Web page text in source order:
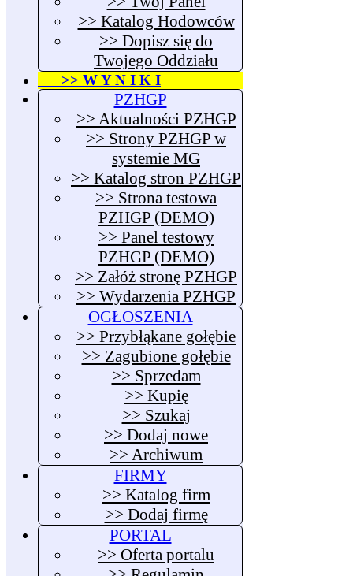
>> Katalog Hodowców
>> Dopisz się do
Twojego Oddziału
>> W Y N I K I
PZHGP
>> Aktualności PZHGP
>> Strony PZHGP w
systemie MG
>> Katalog stron PZHGP
>> Strona testowa
PZHGP (DEMO)
>> Panel testowy
PZHGP (DEMO)
>> Załóż stronę PZHGP
>> Wydarzenia PZHGP
OGŁOSZENIA
>> Przybłąkane gołębie
>> Zagubione gołębie
>> Sprzedam
>> Kupię
>> Szukaj
>> Dodaj nowe
>> Archiwum
FIRMY
>> Katalog firm
>> Dodaj firmę
PORTAL
>> Oferta portalu